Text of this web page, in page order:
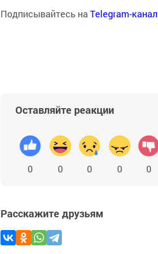
Подписывайтесь на Telegram-канал
Оставляйте реакции
0 0 0 0 0
Расскажите друзьям